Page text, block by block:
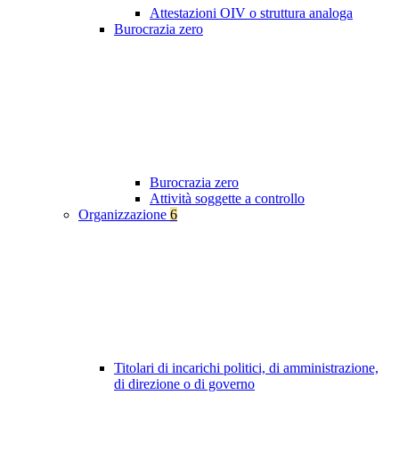
Attestazioni OIV o struttura analoga
Burocrazia zero
Burocrazia zero
Attività soggette a controllo
Organizzazione 6
Titolari di incarichi politici, di amministrazione,
di direzione o di governo